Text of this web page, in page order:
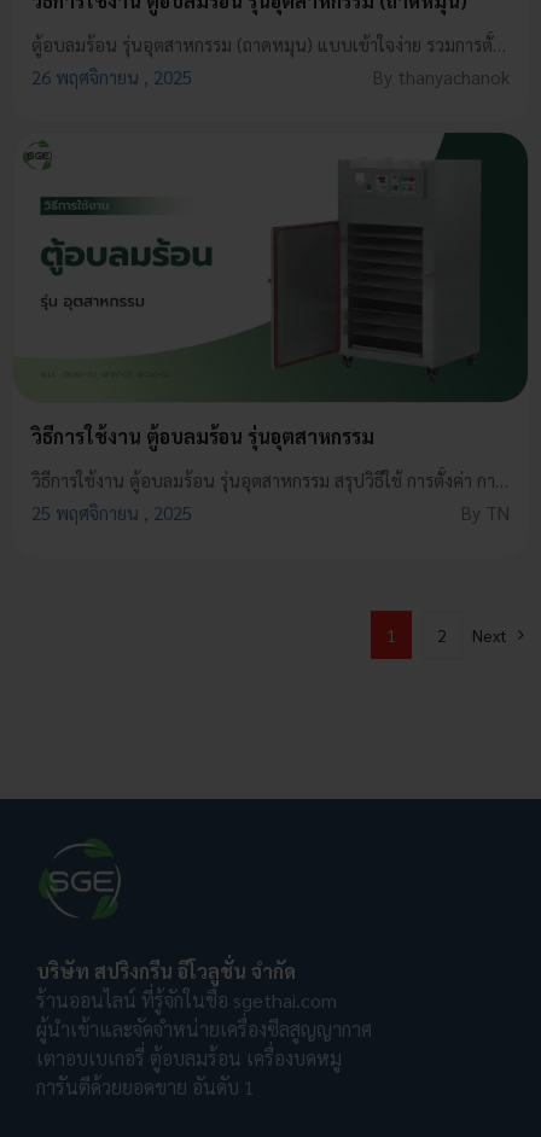
ตู้อบลมร้อน รุ่นอุตสาหกรรม (ถาดหมุน) แบบเข้าใจง่าย รวมการตั้งค่า การใช้งาน การดูแลรักษา และข้อควรระวัง ใช้งานปลอดภัย เหมาะทั้งมือใหม่!
26 พฤศจิกายน , 2025
By thanyachanok
วิธีการใช้งาน ตู้อบลมร้อน รุ่นอุตสาหกรรม
วิธีการใช้งาน ตู้อบลมร้อน รุ่นอุตสาหกรรม สรุปวิธีใช้ การตั้งค่า การดูแลรักษา และข้อควรระวัง ใช้งานง่าย ปลอดภัย ได้ประสิทธิภาพสูงสุด!
25 พฤศจิกายน , 2025
By TN
1 2 Next
บริษัท สปริงกรีน อีโวลูชั่น จำกัด
ร้านออนไลน์ ที่รู้จักในชื่อ sgethai.com
ผู้นำเข้าและจัดจำหน่ายเครื่องซีลสูญญากาศ
เตาอบเบเกอรี่ ตู้อบลมร้อน เครื่องบดหมู
การันตีด้วยยอดขาย อันดับ 1